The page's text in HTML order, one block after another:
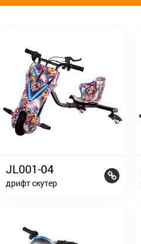
JL001-04
дрифт скутер